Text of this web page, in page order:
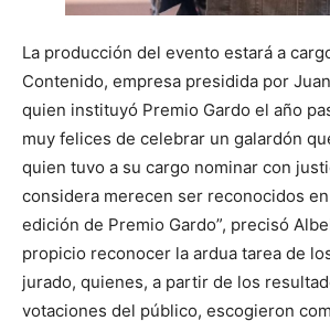
La producción del evento estará a
Contenido, empresa presidida por
quien instituyó Premio Gardo el año
muy felices de celebrar un galardón
quien tuvo a su cargo nominar con
considera merecen ser reconocidos
edición de Premio Gardo”, precisó
propicio reconocer la ardua tarea de
jurado, quienes, a partir de los
votaciones del público, escogieron